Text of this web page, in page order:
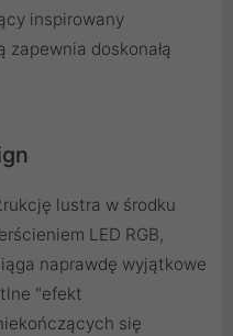
inspirowany
doskonałą
lustra w środku
LED RGB,
naprawdę wyjątkowe
"efekt
się